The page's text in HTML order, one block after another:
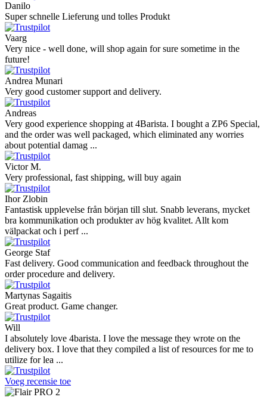
Danilo
Super schnelle Lieferung und tolles Produkt
Vaarg
Very nice - well done, will shop again for sure sometime in the
future!
Andrea Munari
Very good customer support and delivery.
Andreas
Very good experience shopping at 4Barista. I bought a ZP6 Special,
and the order was well packaged, which eliminated any worries
about potential damag ...
Victor M.
Very professional, fast shipping, will buy again
Ihor Zlobin
Fantastisk upplevelse från början till slut. Snabb leverans, mycket
bra kommunikation och produkter av hög kvalitet. Allt kom
välpackat och i perf ...
George Staf
Fast delivery. Good communication and feedback throughout the
order procedure and delivery.
Martynas Sagaitis
Great product. Game changer.
Will
I absolutely love 4barista. I love the message they wrote on the
delivery box. I love that they compiled a list of resources for me to
utilize for lea ...
Voeg recensie toe